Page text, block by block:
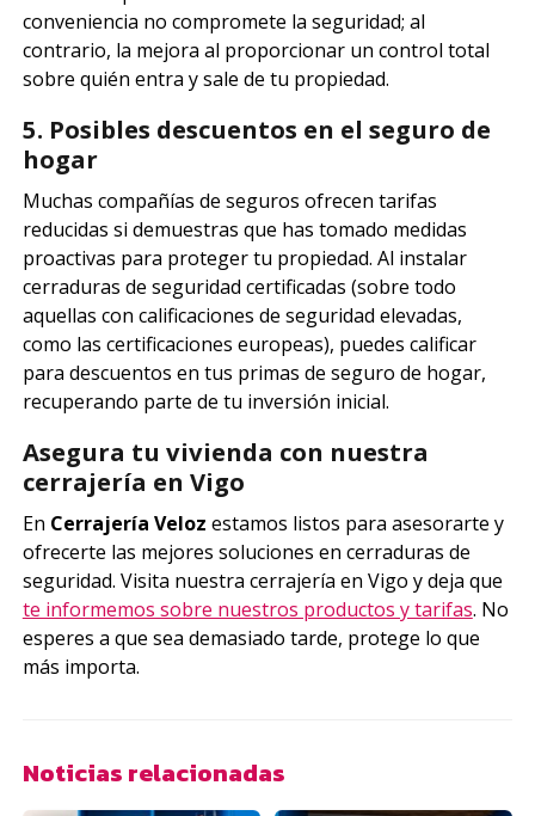
conveniencia no compromete la seguridad; al
contrario, la mejora al proporcionar un control total
sobre quién entra y sale de tu propiedad.
5. Posibles descuentos en el seguro de
hogar
Muchas compañías de seguros ofrecen tarifas
reducidas si demuestras que has tomado medidas
proactivas para proteger tu propiedad. Al instalar
cerraduras de seguridad certificadas (sobre todo
aquellas con calificaciones de seguridad elevadas,
como las certificaciones europeas), puedes calificar
para descuentos en tus primas de seguro de hogar,
recuperando parte de tu inversión inicial.
Asegura tu vivienda con nuestra
cerrajería en Vigo
En Cerrajería Veloz estamos listos para asesorarte y
ofrecerte las mejores soluciones en cerraduras de
seguridad. Visita nuestra cerrajería en Vigo y deja que
te informemos sobre nuestros productos y tarifas. No
esperes a que sea demasiado tarde, protege lo que
más importa.
Noticias relacionadas